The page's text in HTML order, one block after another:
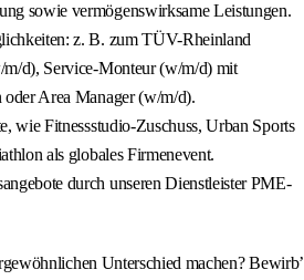
sowie vermögenswirksame Leistungen.
z. B. zum TÜV-Rheinland
m/d), Service-Monteur (w/m/d) mit
Area Manager (w/m/d).
wie Fitnessstudio-Zuschuss, Urban Sports
als globales Firmenevent.
durch unseren Dienstleister PME-
Unterschied machen? Bewirb’